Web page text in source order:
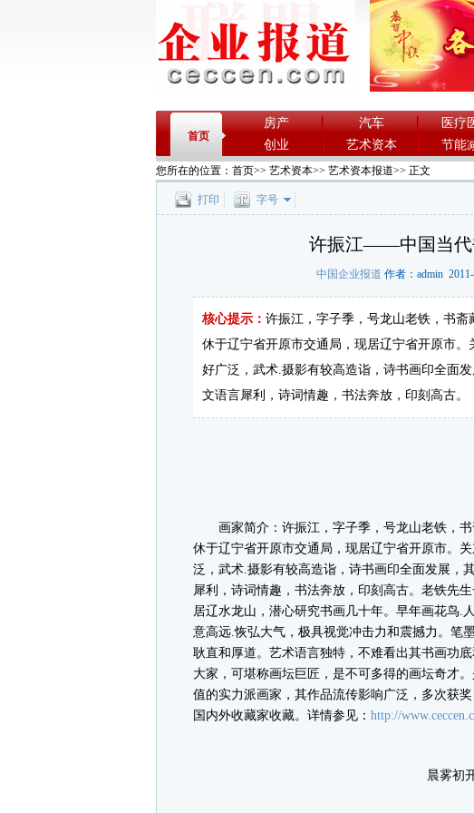
首页
房产 汽车 医疗
创业
艺术资本 节能
您所在的位置： 首页>> 艺术资本>> 艺术资本报道>> 正文
打印 字号
许振江——中国当代
中国企业报道 作者：admin
核心提示： 许振江，字子季，号龙山老铁，书斋
休于辽宁省开原市交通局，现居辽宁省开原市
好广泛，武术.摄影有较高造诣，诗书画印全面
文语言犀利，诗词情趣，书法奔放，印刻高古。
画家简介：许振江，字子季，号龙山老铁，书
休于辽宁省开原市交通局，现居辽宁省开原市。
泛，武术.摄影有较高造诣，诗书画印全面发展，
犀利，诗词情趣，书法奔放，印刻高古。老铁先
居辽水龙山，潜心研究书画几十年。早年画花鸟.
意高远.恢弘大气，极具视觉冲击力和震撼力。笔
耿直和厚道。艺术语言独特，不难看出其书画功
大家，可堪称画坛巨匠，是不可多得的画坛奇才
值的实力派画家，其作品流传影响广泛，多次获
国内外收藏家收藏。详情参见： http://
晨雾初